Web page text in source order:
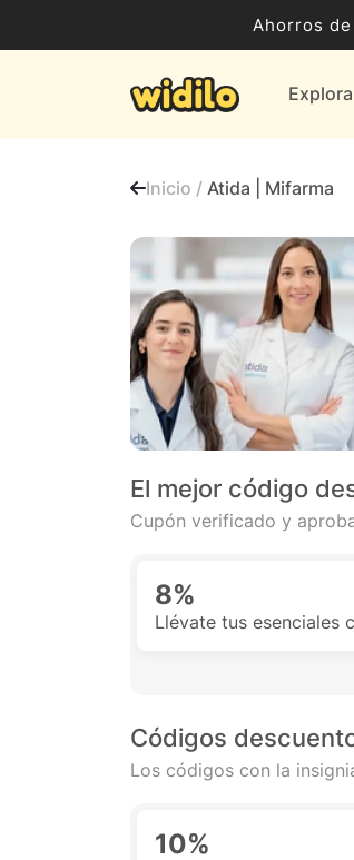
Ahorros
Ocio,
Proveedores de
Todas las tiendas
Inicio / Atida | Mifarma
El mejor código
Cupón verificado y
8%
Llévate tus esenciales
Códigos
Los códigos con la
10%